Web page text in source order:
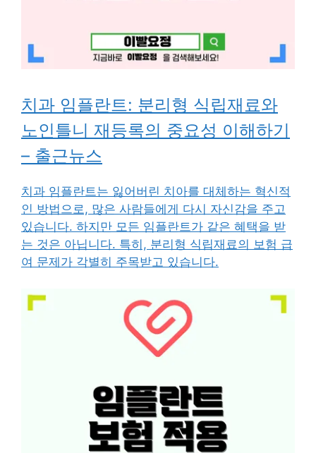
치과 임플란트: 분리형 식립재료와
노인틀니 재등록의 중요성 이해하기
– 출근뉴스
치과 임플란트는 잃어버린 치아를 대체하는 혁신적
인 방법으로, 많은 사람들에게 다시 자신감을 주고
있습니다. 하지만 모든 임플란트가 같은 혜택을 받
는 것은 아닙니다. 특히, 분리형 식립재료의 보험 급
여 문제가 각별히 주목받고 있습니다.